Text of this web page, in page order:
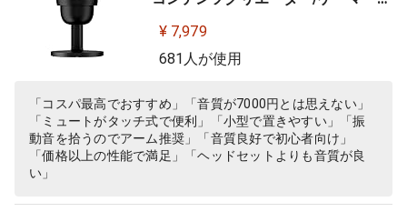
け/PC,PS4,PS5使用可能 メーカー 2
年保証 HMIS1X-XX-BK/G ( 4P5P8A
¥ 7,979
681人が使用
「コスパ最高でおすすめ」「音質が7000円とは思えない」
「ミュートがタッチ式で便利」「小型で置きやすい」「振
動音を拾うのでアーム推奨」「音質良好で初心者向け」
「価格以上の性能で満足」「ヘッドセットよりも音質が良
い」